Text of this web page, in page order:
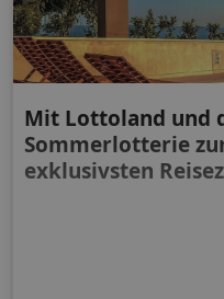
Mit Lottoland und
Sommerlotterie
exklusivsten